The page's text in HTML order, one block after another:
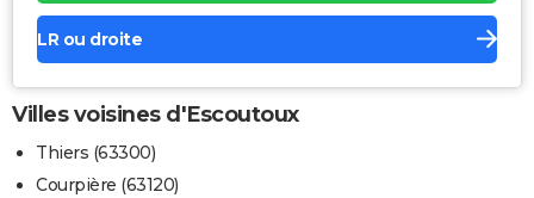
LR ou droite
Villes voisines d'Escoutoux
Thiers (63300)
Courpière (63120)